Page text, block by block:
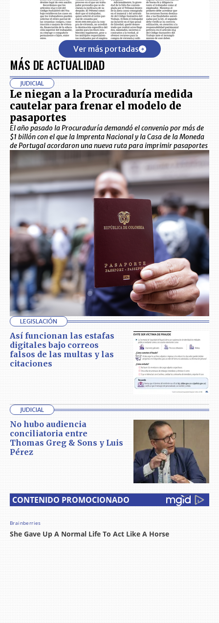
Ver más portadas
MÁS DE ACTUALIDAD
JUDICIAL
Le niegan a la Procuraduría medida
cautelar para frenar el modelo de
pasaportes
El año pasado la Procuraduría demandó el convenio por más de
$1 billón con el que la Imprenta Nacional y la Casa de la Moneda
de Portugal acordaron una nueva ruta para imprimir pasaportes
LEGISLACIÓN
Así funcionan las estafas
digitales bajo correos
falsos de las multas y las
citaciones
JUDICIAL
No hubo audiencia
conciliatoria entre
Thomas Greg & Sons y Luis
Pérez